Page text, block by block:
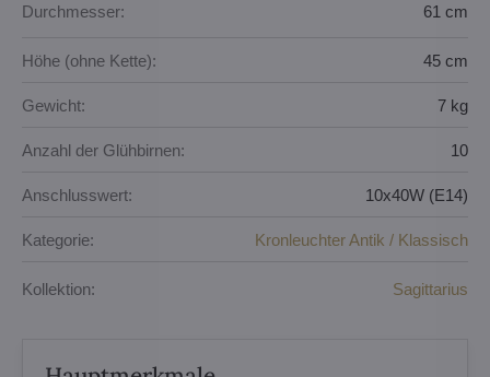
Durchmesser: 61 cm
Höhe (ohne Kette): 45 cm
Gewicht: 7 kg
Anzahl der Glühbirnen: 10
Anschlusswert: 10x40W (E14)
Kategorie: Kronleuchter Antik / Klassisch
Kollektion: Sagittarius